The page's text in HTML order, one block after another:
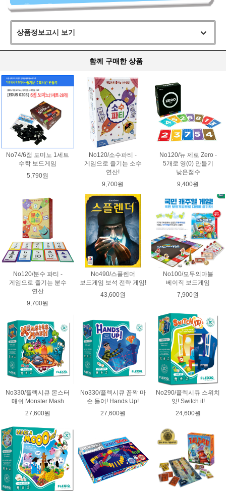
상품정보고시 보기
함께 구매한 상품
No74/6점 도미노 1세트
수학 보드게임
5,790원
No120/소수파티 -
게임으로 즐기는 소수
연산!
9,700원
No120/뉴 제로 Zero -
5개로 영(0) 만들기
낮은점수
9,400원
No120/분수 파티 -
게임으로 즐기는 분수
연산
9,700원
No490/스플렌더
보드게임 보석 전략 게임!
43,600원
No100/모두의마블
베이직 보드게임
7,900원
No330/플렉시큐 몬스터
매쉬 Monster Mash
27,600원
No330/플렉시큐 꼼짝 마
손 들어! Hands Up!
27,600원
No290/플렉시큐 스위치
잇! Switch it!
24,600원